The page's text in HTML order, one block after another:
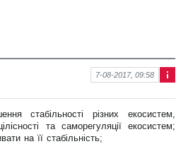
ор
ція
про
7-08-2017, 09:58
стабільності різних екосистем,
та саморегуляції екосистем;
на її стабільність;